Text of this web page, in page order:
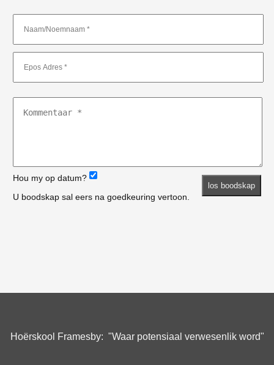
Hou my op datum?
U boodskap sal eers na goedkeuring vertoon.
Hoërskool Framesby: "Waar potensiaal verwesenlik word"